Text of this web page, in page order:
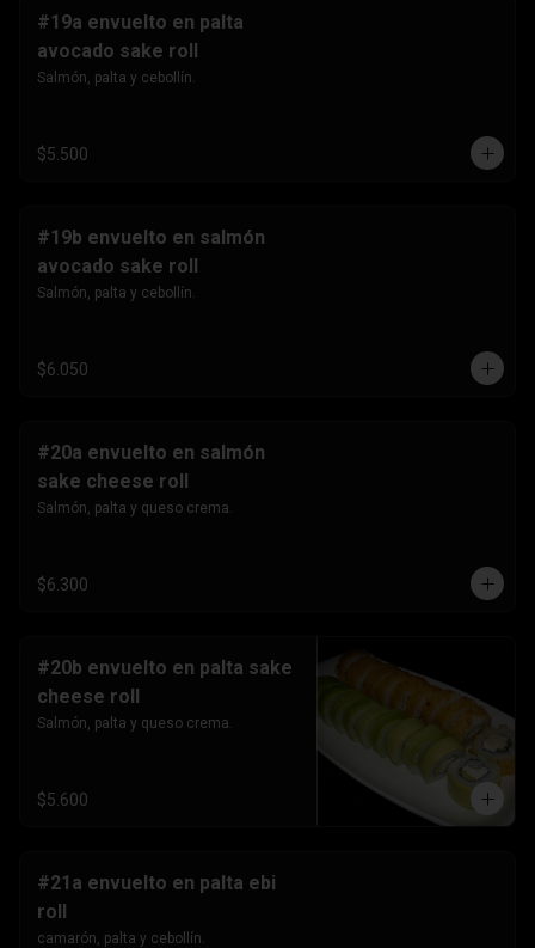
#19a envuelto en palta
avocado sake roll
Salmón, palta y cebollín.
$5.500
#19b envuelto en salmón
avocado sake roll
Salmón, palta y cebollín.
$6.050
#20a envuelto en salmón
sake cheese roll
Salmón, palta y queso crema.
$6.300
#20b envuelto en palta sake
cheese roll
Salmón, palta y queso crema.
$5.600
#21a envuelto en palta ebi
roll
camarón, palta y cebollín.